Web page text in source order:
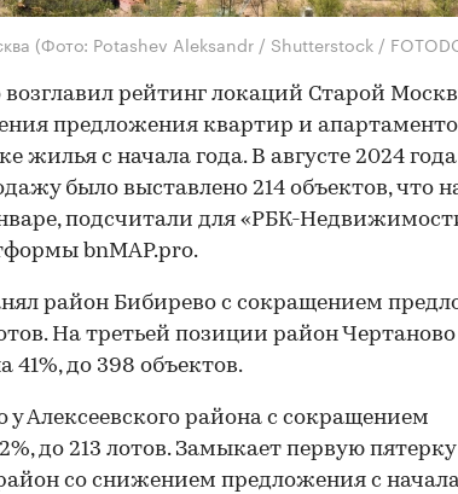
(Фото: Potashev Aleksandr / Shutterstock /
рейтинг локаций Старой
предложения квартир и
жилья с начала года. В августе 2024
было выставлено 214 объектов, что
подсчитали для «РБК-
bnMAP.pro.
район Бибирево с сокращением
На третьей позиции район
41%, до 398 объектов.
у Алексеевского района с сокращением
до 213 лотов. Замыкает первую пятерку
со снижением предложения с